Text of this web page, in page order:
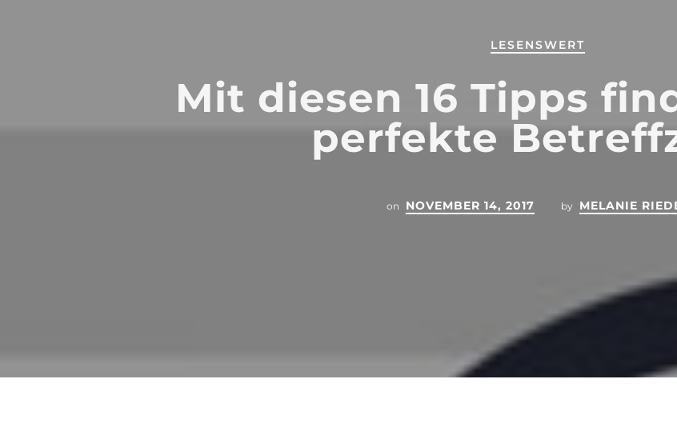
LESENSWERT
Mit diesen 16 Tipps
perfekte
on NOVEMBER 14, 2017 by MELANIE